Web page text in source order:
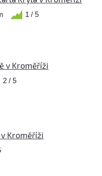
1 / 5
v Kroměříži
2 / 5
Kroměříži